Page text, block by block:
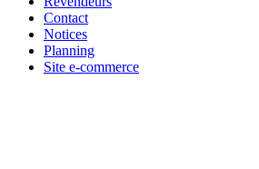
Contact
Notices
Planning
Site e-commerce